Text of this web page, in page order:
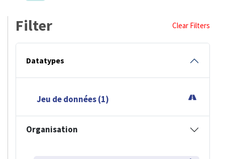
Filter Clear Filters
Datatypes
Jeu de données (1)
Organisation